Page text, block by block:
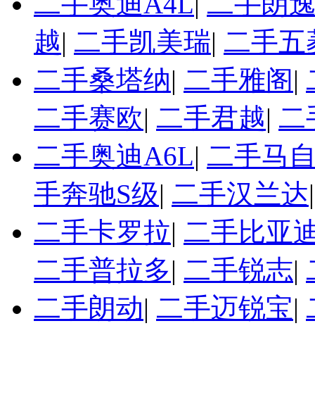
越| 二手凯美瑞| 二手五
二手桑塔纳| 二手雅阁|
二手赛欧| 二手君越| 二
二手奥迪A6L| 二手马
手奔驰S级| 二手汉兰达
二手卡罗拉| 二手比亚
二手普拉多| 二手锐志|
二手朗动| 二手迈锐宝|